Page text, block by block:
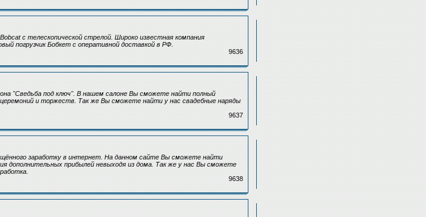
с телескопической стрелой. Широко известная компания
погрузчик Бобкет с оперативной доставкой в РФ.
9636
"Сведьба под ключ". В нашем салоне Вы сможете найти полный
церемоний и торжеств. Так же Вы сможете найти у нас свадебные наряды
9637
заработку в интернет. На данном сайте Вы сможете найти
дополнительных прибылей невыходя из дома. Так же у нас Вы сможете
9638